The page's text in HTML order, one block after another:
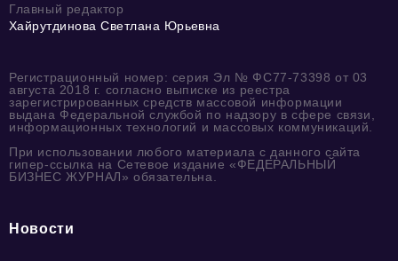
Главный редактор
Хайрутдинова Светлана Юрьевна
Регистрационный номер: серия Эл № ФС77-73398 от 03
августа 2018 г. согласно выписке из реестра
зарегистрированных средств массовой информации
выдана Федеральной службой по надзору в сфере связи,
информационных технологий и массовых коммуникаций.
При использовании любого материала с данного сайта
гипер-ссылка на Сетевое издание «ФЕДЕРАЛЬНЫЙ
БИЗНЕС ЖУРНАЛ» обязательна.
Новости